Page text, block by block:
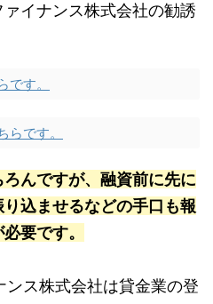
イナンス株式会社の勧誘
す。
らです。
んですが、融資前に先に
込ませるなどの手口も報
要です。
ス株式会社は貸金業の登